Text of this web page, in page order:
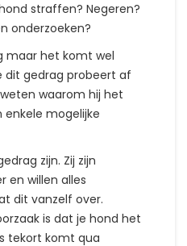
straffen? Negeren?
onderzoeken?
maar het komt wel
dit gedrag probeert af
waarom hij het
enkele mogelijke
zijn. Zij zijn
en willen alles
dit vanzelf over.
is dat je hond het
tekort komt qua